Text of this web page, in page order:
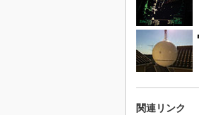
関連リンク